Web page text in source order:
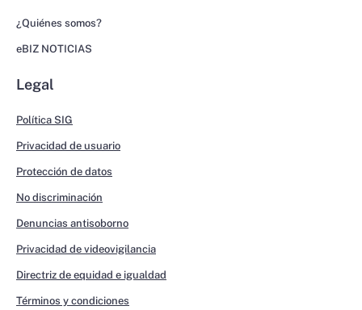
¿Quiénes somos?
eBIZ NOTICIAS
Legal
Política SIG
Privacidad de usuario
Protección de datos
No discriminación
Denuncias antisoborno
Privacidad de videovigilancia
Directriz de equidad e igualdad
Términos y condiciones